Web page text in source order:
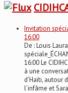
Invitation
16:00
De : Louis
16:00 Le
à une
d’Haïti, autour
l’infâme et